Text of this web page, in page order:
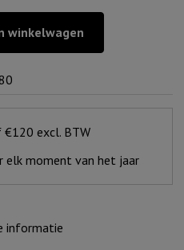
winkelwagen
€120 excl. BTW
elk moment van het jaar
informatie